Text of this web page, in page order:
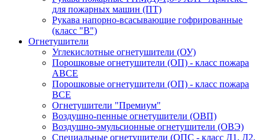
для пожарных машин (ПТ)
Рукава напорно-всасывающие гофрированные
(класс "В")
Огнетушители
Углекислотные огнетушители (ОУ)
Порошковые огнетушители (ОП) - класс пожара
АВСЕ
Порошковые огнетушители (ОП) - класс пожара
ВСЕ
Огнетушители "Премиум"
Воздушно-пенные огнетушители (ОВП)
Воздушно-эмульсионные огнетушители (ОВЭ)
Специальные огнетушители (ОПС - класс Д1, Д2,